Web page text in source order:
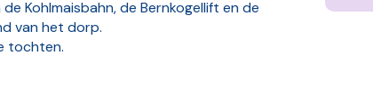
Kohlmaisbahn, de Bernkogellift en de
van het dorp.
tochten.